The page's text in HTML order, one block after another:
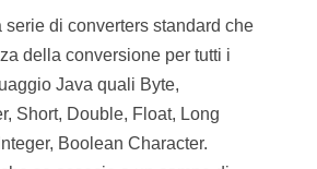
serie di converters standard che
della conversione per tutti i
Java quali Byte,
Short, Double, Float, Long
Boolean Character.